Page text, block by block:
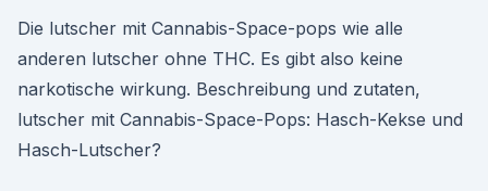
Die lutscher mit Cannabis-Space-pops wie alle
anderen lutscher ohne THC. Es gibt also keine
narkotische wirkung. Beschreibung und zutaten,
lutscher mit Cannabis-Space-Pops: Hasch-Kekse und
Hasch-Lutscher?